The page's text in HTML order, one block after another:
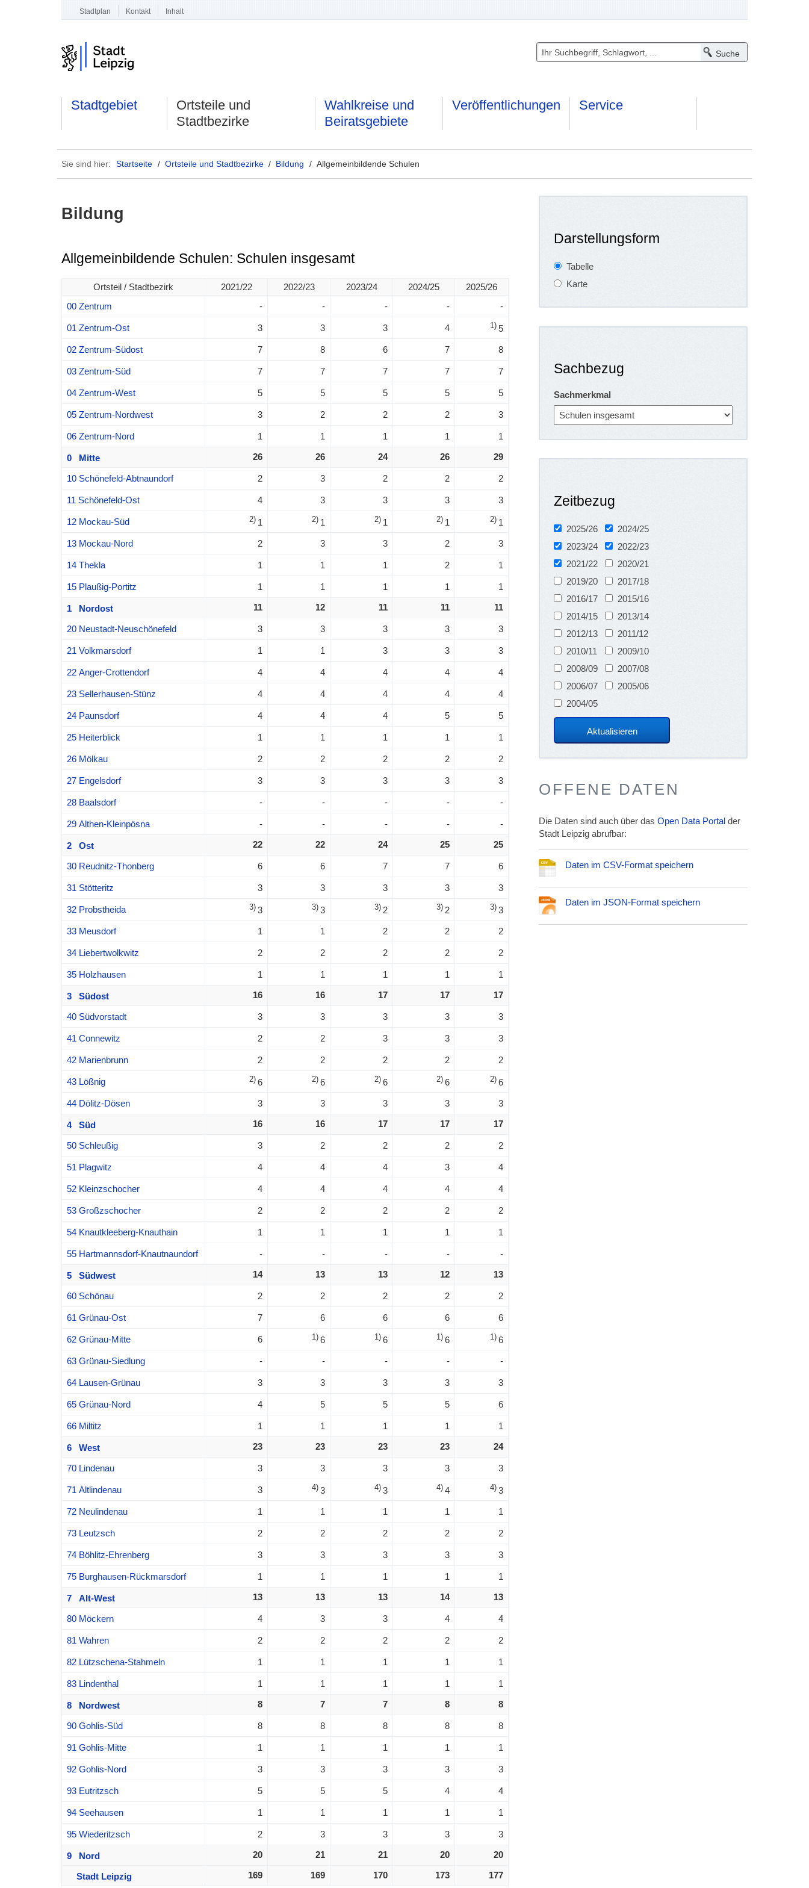
Stadtplan Kontakt Inhalt
Stadtgebiet
Ortsteile und
Stadtbezirke
Wahlkreise und
Beiratsgebiete
Veröffentlichungen Service
Sie sind hier: Startseite / Ortsteile und Stadtbezirke / Bildung / Allgemeinbildende Schulen
Bildung
Allgemeinbildende Schulen: Schulen insgesamt
Ortsteil / Stadtbezirk 2021/22 2022/23 2023/24 2024/25
2025/26
00 Zentrum
- - - - -
01 Zentrum-Ost 3 3 3 4 1) 5
02 Zentrum-Südost 7 8 6 7 8
03 Zentrum-Süd 7 7 7 7 7
04 Zentrum-West 5 5 5 5 5
05 Zentrum-Nordwest 3 2 2 2 3
06 Zentrum-Nord 1 1 1 1 1
0 Mitte 26 26 24 26 29
10 Schönefeld-Abtnaundorf 2 3 2 2 2
11 Schönefeld-Ost 4 3 3 3 3
12 Mockau-Süd 2) 1 2) 1 2) 1 2) 1 2) 1
13 Mockau-Nord 2 3 3 2 3
14 Thekla 1 1 1 2 1
15 Plaußig-Portitz 1 1 1 1 1
1 Nordost 11 12 11 11 11
20 Neustadt-Neuschönefeld 3 3 3 3 3
21 Volkmarsdorf 1 1 3 3 3
22 Anger-Crottendorf 4 4 4 4 4
23 Sellerhausen-Stünz 4 4 4 4 4
24 Paunsdorf 4 4 4 5 5
25 Heiterblick 1 1 1 1 1
26 Mölkau 2 2 2 2 2
27 Engelsdorf 3 3 3 3 3
28 Baalsdorf - - - - -
29 Althen-Kleinpösna - - - - -
2 Ost 22 22 24 25 25
30 Reudnitz-Thonberg 6 6 7 7 6
31 Stötteritz 3 3 3 3 3
32 Probstheida 3) 3 3) 3 3) 2 3) 2 3) 3
33 Meusdorf 1 1 2 2 2
34 Liebertwolkwitz 2 2 2 2 2
35 Holzhausen 1 1 1 1 1
3 Südost 16 16 17 17 17
40 Südvorstadt 3 3 3 3 3
41 Connewitz 2 2 3 3 3
42 Marienbrunn 2 2 2 2 2
43 Lößnig 2) 6 2) 6 2) 6 2) 6 2) 6
44 Dölitz-Dösen 3 3 3 3 3
4 Süd 16 16 17 17 17
50 Schleußig 3 2 2 2 2
51 Plagwitz 4 4 4 3 4
52 Kleinzschocher 4 4 4 4 4
53 Großzschocher 2 2 2 2 2
54 Knautkleeberg-Knauthain 1 1 1 1 1
55 Hartmannsdorf-Knautnaundorf - - - - -
5 Südwest 14 13 13 12 13
60 Schönau 2 2 2 2 2
61 Grünau-Ost 7 6 6 6 6
62 Grünau-Mitte 6 1) 6 1) 6 1) 6 1) 6
63 Grünau-Siedlung - - - - -
64 Lausen-Grünau 3 3 3 3 3
65 Grünau-Nord 4 5 5 5 6
66 Miltitz 1 1 1 1 1
6 West 23 23 23 23 24
70 Lindenau 3 3 3 3 3
71 Altlindenau 3 4) 3 4) 3 4) 4 4) 3
72 Neulindenau 1 1 1 1 1
73 Leutzsch 2 2 2 2 2
74 Böhlitz-Ehrenberg 3 3 3 3 3
75 Burghausen-Rückmarsdorf 1 1 1 1 1
7 Alt-West 13 13 13 14 13
80 Möckern 4 3 3 4 4
81 Wahren 2 2 2 2 2
82 Lützschena-Stahmeln 1 1 1 1 1
83 Lindenthal 1 1 1 1 1
8 Nordwest 8 7 7 8 8
90 Gohlis-Süd 8 8 8 8 8
91 Gohlis-Mitte 1 1 1 1 1
92 Gohlis-Nord 3 3 3 3 3
93 Eutritzsch 5 5 5 4 4
94 Seehausen 1 1 1 1 1
95 Wiederitzsch 2 3 3 3 3
9 Nord 20 21 21 20 20
Stadt Leipzig 169 169 170 173 177
Darstellungsform
Tabelle
Karte
Sachbezug
Sachmerkmal
Zeitbezug
2025/26
2024/25
2023/24
2022/23
2021/22
2020/21
2019/20
2017/18
2016/17
2015/16
2014/15
2013/14
2012/13
2011/12
2010/11
2009/10
2008/09
2007/08
2006/07
2005/06
2004/05
OFFENE DATEN
Die Daten sind auch über dasOpen Data Portal der
Stadt Leipzig abrufbar:
Daten im CSV-Format speichern
Daten im JSON-Format speichern